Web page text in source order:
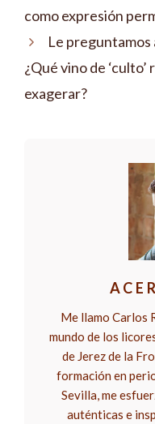
como expresión
Le preguntamos
¿Qué vino de
exagerar?
Me llamo Carlos
mundo de los
de Jerez de la
formación en
Sevilla, me
auténticas e